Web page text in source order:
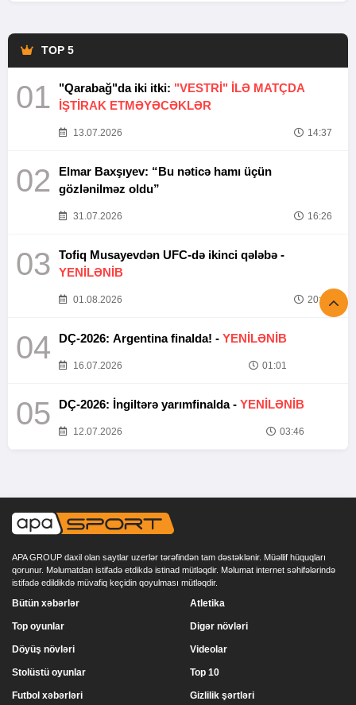
TOP 5
01 "Qarabağ"da iki itki: "VESTRİ" İLƏ MATÇDA
İŞTİRAK ETMƏYƏCƏKLƏR
13.07.2026 14:37
02
Elmar Baxşıyev: “Bu nəticə hamı üçün
gözlənilməz oldu”
31.07.2026 16:26
03
Tofiq Musayevdən UFC-də ikinci qələbə -
YENİLƏNİB
01.08.2026 20:52
04 DÇ-2026: Argentina finalda! - YENİLƏNİB
16.07.2026 01:01
05 DÇ-2026: İngiltərə yarımfinalda - YENİLƏNİB
12.07.2026 03:46
APA GROUP daxil olan saytlar uzerlər tərəfindən tam dəstəklənir. Müəllif hüquqları
qorunur. Məlumatdan istifadə etdikdə istinad mütləqdir. Məlumat internet səhifələrində
istifadə edildikdə müvafiq keçidin qoyulması mütləqdir.
Bütün xəbərlər
Top oyunlar
Döyüş növləri
Stolüstü oyunlar
Atletika
Digər növləri
Videolar
Top 10
Futbol xəbərləri Gizlilik şərtləri